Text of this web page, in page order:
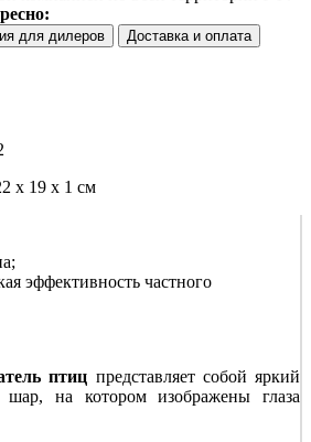
для дилеров Доставка и оплата
х 19 х 1 см
эффективность частного
птиц представляет собой яркий
на котором изображены глаза